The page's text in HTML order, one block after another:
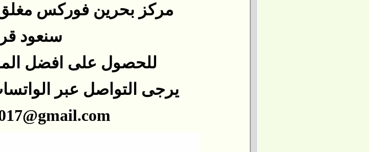
مركز بحرين فوركس مغلق
سنعود
للحصول على افضل
يرجى التواصل عبر الواتساب :